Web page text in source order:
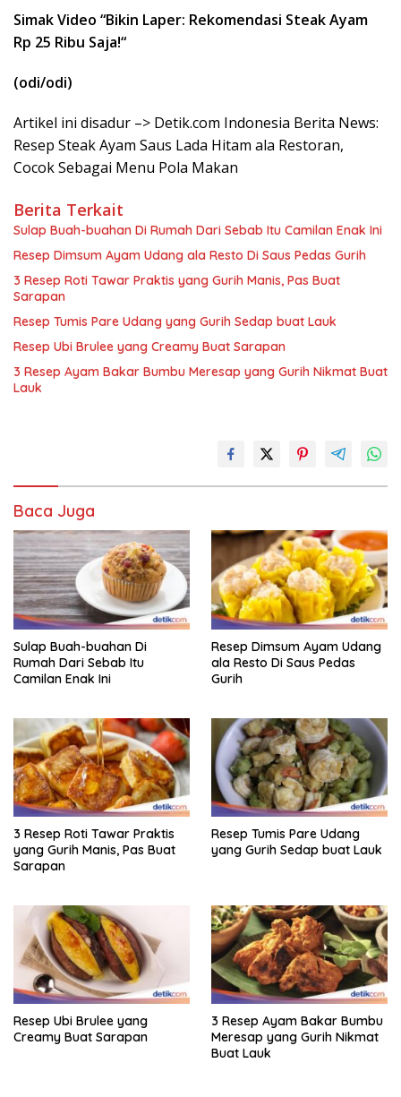
Simak Video “Bikin Laper: Rekomendasi Steak Ayam
Rp 25 Ribu Saja!“
(odi/odi)
Artikel ini disadur –> Detik.com Indonesia Berita News:
Resep Steak Ayam Saus Lada Hitam ala Restoran,
Cocok Sebagai Menu Pola Makan
Berita Terkait
Sulap Buah-buahan Di Rumah Dari Sebab Itu Camilan Enak Ini
Resep Dimsum Ayam Udang ala Resto Di Saus Pedas Gurih
3 Resep Roti Tawar Praktis yang Gurih Manis, Pas Buat
Sarapan
Resep Tumis Pare Udang yang Gurih Sedap buat Lauk
Resep Ubi Brulee yang Creamy Buat Sarapan
3 Resep Ayam Bakar Bumbu Meresap yang Gurih Nikmat Buat
Lauk
Baca Juga
Sulap Buah-buahan Di
Rumah Dari Sebab Itu
Camilan Enak Ini
Resep Dimsum Ayam Udang
ala Resto Di Saus Pedas
Gurih
3 Resep Roti Tawar Praktis
yang Gurih Manis, Pas Buat
Sarapan
Resep Tumis Pare Udang
yang Gurih Sedap buat Lauk
Resep Ubi Brulee yang
Creamy Buat Sarapan
3 Resep Ayam Bakar Bumbu
Meresap yang Gurih Nikmat
Buat Lauk